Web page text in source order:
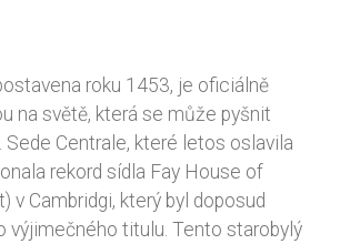
roku 1453, je oficiálně
na světě, která se může pyšnit
Sede Centrale, které letos oslavila
rekord sídla Fay House of
v Cambridgi, který byl doposud
výjimečného titulu. Tento starobylý